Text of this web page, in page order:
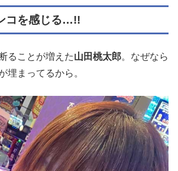
コを感じる…!!
ることが増えた山田桃太郎。なぜなら
埋まってるから。